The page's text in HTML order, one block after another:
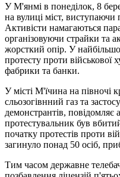
У М'янмі в понеділок, 8
на вулиці міст, виступаючи
Активісти намагаються
організовуючи страйки та
жорсткий опір. У
протесту проти військової
фабрики та банки.
У місті М'їчина на півночі
сльозогівнний газ та
демонстрантів,
протестувальник був
початку протестів проти
загинуло понад 50 осіб,
Тим часом державне